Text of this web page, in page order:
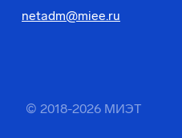
netadm@miee.ru
© 2018-2026 МИЭТ